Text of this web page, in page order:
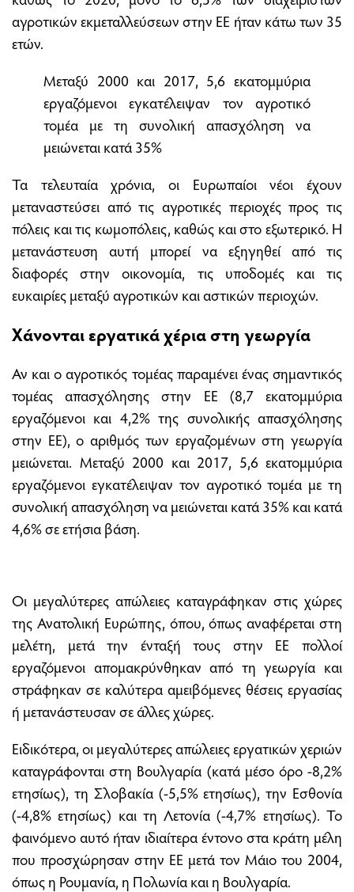
αγροτικών εκμεταλλεύσεων στην ΕΕ ήταν κάτω των 35
ετών.
Μεταξύ 2000 και 2017, 5,6 εκατομμύρια
εργαζόμενοι εγκατέλειψαν τον αγροτικό
τομέα με τη συνολική απασχόληση να
μειώνεται κατά 35%
Τα τελευταία χρόνια, οι Ευρωπαίοι νέοι έχουν
μεταναστεύσει από τις αγροτικές περιοχές προς τις
πόλεις και τις κωμοπόλεις, καθώς και στο εξωτερικό. Η
μετανάστευση αυτή μπορεί να εξηγηθεί από τις
διαφορές στην οικονομία, τις υποδομές και τις
ευκαιρίες μεταξύ αγροτικών και αστικών περιοχών.
Χάνονται εργατικά χέρια στη γεωργία
Αν και ο αγροτικός τομέας παραμένει ένας σημαντικός
τομέας απασχόλησης στην ΕΕ (8,7 εκατομμύρια
εργαζόμενοι και 4,2% της συνολικής απασχόλησης
στην ΕΕ), ο αριθμός των εργαζομένων στη γεωργία
μειώνεται. Μεταξύ 2000 και 2017, 5,6 εκατομμύρια
εργαζόμενοι εγκατέλειψαν τον αγροτικό τομέα με τη
συνολική απασχόληση να μειώνεται κατά 35% και κατά
4,6% σε ετήσια βάση.
Οι μεγαλύτερες απώλειες καταγράφηκαν στις χώρες
της Ανατολική Ευρώπης, όπου, όπως αναφέρεται στη
μελέτη, μετά την ένταξή τους στην ΕΕ πολλοί
εργαζόμενοι απομακρύνθηκαν από τη γεωργία και
στράφηκαν σε καλύτερα αμειβόμενες θέσεις εργασίας
ή μετανάστευσαν σε άλλες χώρες.
Ειδικότερα, οι μεγαλύτερες απώλειες εργατικών χεριών
καταγράφονται στη Βουλγαρία (κατά μέσο όρο -8,2%
ετησίως), τη Σλοβακία (-5,5% ετησίως), την Εσθονία
(-4,8% ετησίως) και τη Λετονία (-4,7% ετησίως). Το
φαινόμενο αυτό ήταν ιδιαίτερα έντονο στα κράτη μέλη
που προσχώρησαν στην ΕΕ μετά τον Μάιο του 2004,
όπως η Ρουμανία, η Πολωνία και η Βουλγαρία.